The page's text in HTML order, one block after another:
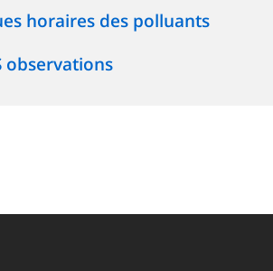
horaires des polluants
observations